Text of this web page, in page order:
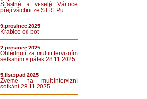
Šťastné a veselé Vánoce
přejí všichni ze STŘEPu
9.prosinec 2025
Krabice od bot
2.prosinec 2025
Ohlédnutí za multiintervizním
setkáním v pátek 28.11.2025
5.listopad 2025
Zveme na multiintervizní
setkání 28.11.2025